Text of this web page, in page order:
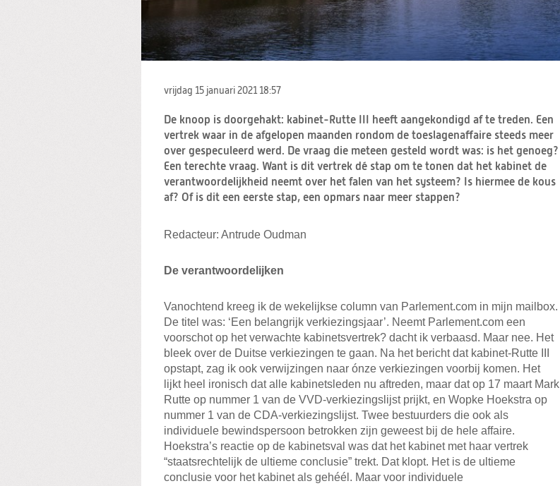
vrijdag 15 januari 2021 18:57
De knoop is doorgehakt: kabinet-Rutte III heeft aangekondigd af te treden. Een
vertrek waar in de afgelopen maanden rondom de toeslagenaffaire steeds meer
over gespeculeerd werd. De vraag die meteen gesteld wordt was: is het genoeg?
Een terechte vraag. Want is dit vertrek dé stap om te tonen dat het kabinet de
verantwoordelijkheid neemt over het falen van het systeem? Is hiermee de kous
af? Of is dit een eerste stap, een opmars naar meer stappen?
Redacteur: Antrude Oudman
De verantwoordelijken
Vanochtend kreeg ik de wekelijkse column van Parlement.com in mijn mailbox.
De titel was: ‘Een belangrijk verkiezingsjaar’. Neemt Parlement.com een
voorschot op het verwachte kabinetsvertrek? dacht ik verbaasd. Maar nee. Het
bleek over de Duitse verkiezingen te gaan. Na het bericht dat kabinet-Rutte III
opstapt, zag ik ook verwijzingen naar ónze verkiezingen voorbij komen. Het
lijkt heel ironisch dat alle kabinetsleden nu aftreden, maar dat op 17 maart Mark
Rutte op nummer 1 van de VVD-verkiezingslijst prijkt, en Wopke Hoekstra op
nummer 1 van de CDA-verkiezingslijst. Twee bestuurders die ook als
individuele bewindspersoon betrokken zijn geweest bij de hele affaire.
Hoekstra’s reactie op de kabinetsval was dat het kabinet met haar vertrek
“staatsrechtelijk de ultieme conclusie” trekt. Dat klopt. Het is de ultieme
conclusie voor het kabinet als gehéél. Maar voor individuele